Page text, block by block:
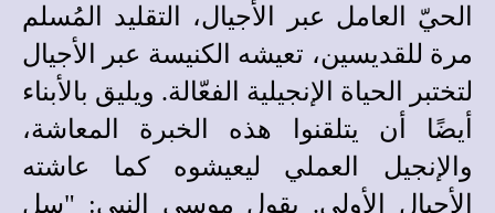
الحيّ العامل عبر الأجيال، التقليد المُسلم
مرة للقديسين، تعيشه الكنيسة عبر الأجيال
لتختبر الحياة الإنجيلية الفعّالة. ويليق بالأبناء
أيضًا أن يتلقنوا هذه الخبرة المعاشة،
والإنجيل العملي ليعيشوه كما عاشته
الأجيال الأولى. يقول موسى النبي: "سل